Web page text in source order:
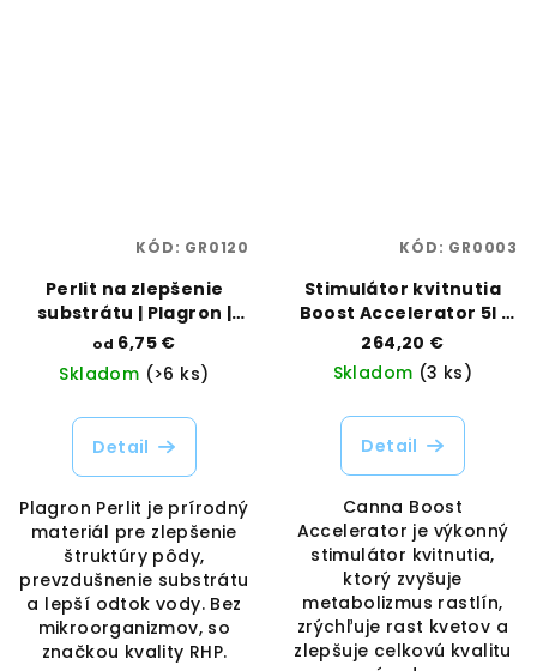
Perlit na zlepšenie
substrátu | Plagron |
Vaporama
od 6,75 €
Skladom (>6 ks)
Detail
Plagron Perlit je prírodný
materiál pre zlepšenie
štruktúry pôdy,
prevzdušnenie substrátu
a lepší odtok vody. Bez
mikroorganizmov, so
značkou kvality RHP.
KÓD: GR0120
Stimulátor kvitnutia
Boost Accelerator 5l |
Canna | Vaporama
264,20 €
Skladom (3 ks)
Detail
Canna Boost
Accelerator je výkonný
stimulátor kvitnutia,
ktorý zvyšuje
metabolizmus rastlín,
zrýchľuje rast kvetov a
zlepšuje celkovú kvalitu
KÓD: GR0003